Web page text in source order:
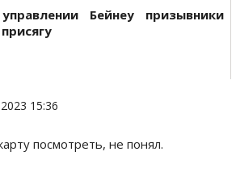
Бейнеу призывники
15:36
посмотреть, не понял.